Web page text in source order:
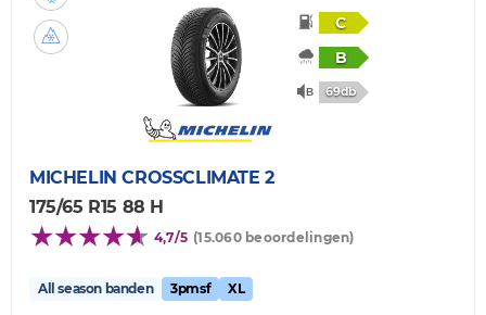
C
B
69db
MICHELIN CROSSCLIMATE 2
175/65 R15 88 H
4,7/5 (15.060 beoordelingen)
All season banden 3pmsf XL